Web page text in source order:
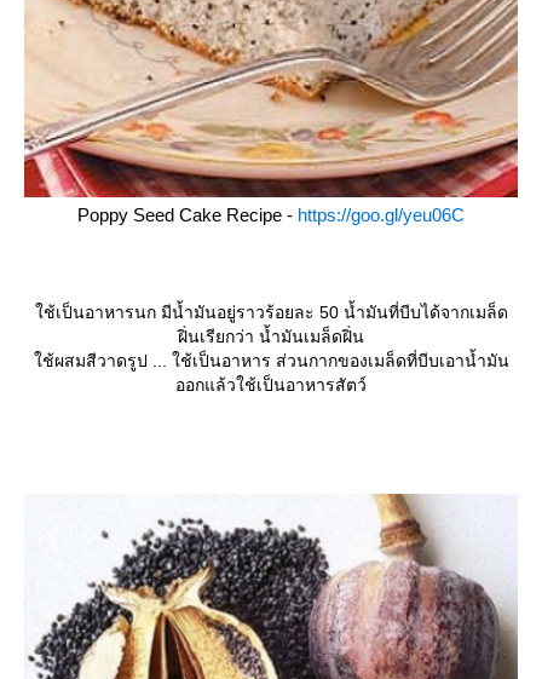
Poppy Seed Cake Recipe - https://goo.gl/yeu06C
ช้เป็นอาหารนก มีน้ำมันอยู่ราวร้อยละ 50 น้ำมันที่บีบได้จากเมล็ด
ฝิ่นเรียกว่า น้ำมันเมล็ดฝิ่น
ช้ผสมสีวาดรูป ... ใช้เป็นอาหาร ส่วนกากของเมล็ดที่บีบเอาน้ำมัน
ออกแล้วใช้เป็นอาหารสัตว์